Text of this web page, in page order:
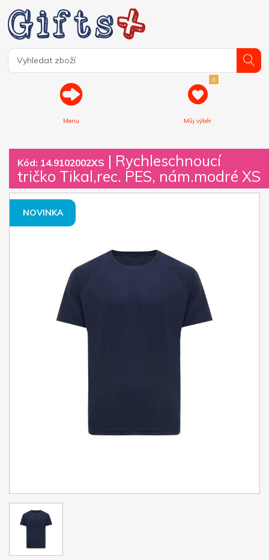
Menu
0
Můj výběr
Kód: 14.9102002XS | Rychleschnoucí
tričko Tikal,rec. PES, nám.modré XS
NOVINKA